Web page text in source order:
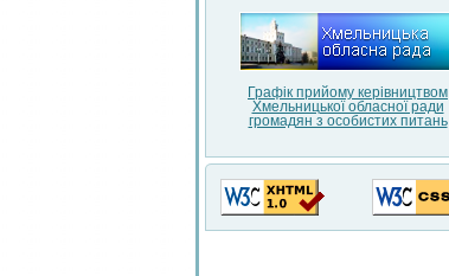
Графік прийому керівництвом
Хмельницької обласної ради
громадян з особистих питань